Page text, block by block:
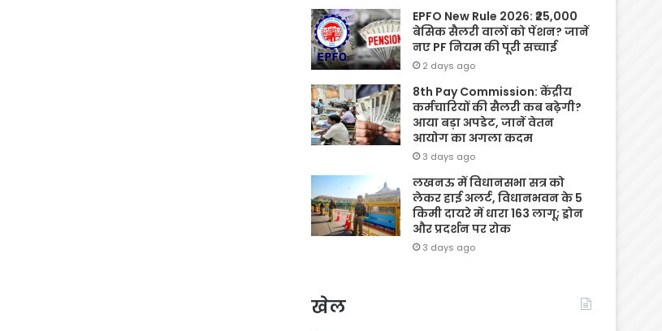
EPFO New Rule 2026: ₹25,000
बेसिक सैलरी वालों को पेंशन? जानें
नए PF नियम की पूरी सच्चाई
2 days ago
8th Pay Commission: केंद्रीय
कर्मचारियों की सैलरी कब बढ़ेगी?
आया बड़ा अपडेट, जानें वेतन
आयोग का अगला कदम
3 days ago
लखनऊ में विधानसभा सत्र को
लेकर हाई अलर्ट, विधानभवन के 5
किमी दायरे में धारा 163 लागू; ड्रोन
और प्रदर्शन पर रोक
3 days ago
खेल